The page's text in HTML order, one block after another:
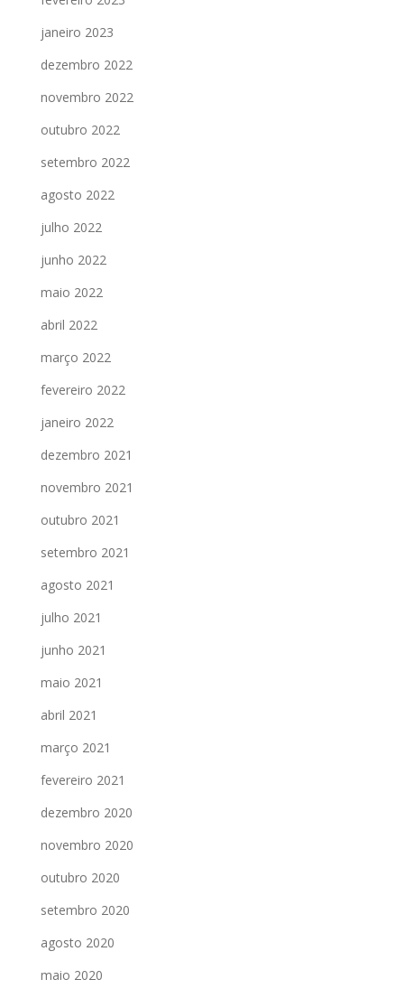
janeiro 2023
dezembro 2022
novembro 2022
outubro 2022
setembro 2022
agosto 2022
julho 2022
junho 2022
maio 2022
abril 2022
março 2022
fevereiro 2022
janeiro 2022
dezembro 2021
novembro 2021
outubro 2021
setembro 2021
agosto 2021
julho 2021
junho 2021
maio 2021
abril 2021
março 2021
fevereiro 2021
dezembro 2020
novembro 2020
outubro 2020
setembro 2020
agosto 2020
maio 2020